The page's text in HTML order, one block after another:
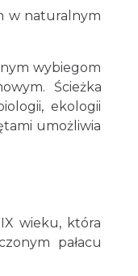
w naturalnym
wybiegom
Ścieżka
ekologii
umożliwia
wieku, która
pałacu